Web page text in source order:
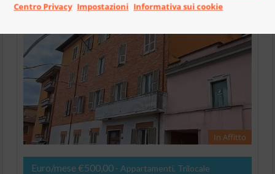
In Affitto
Euro/mese €500,00 - Appartamenti, Trilocale
Centro Privacy Impostazioni Informativa sui cookie